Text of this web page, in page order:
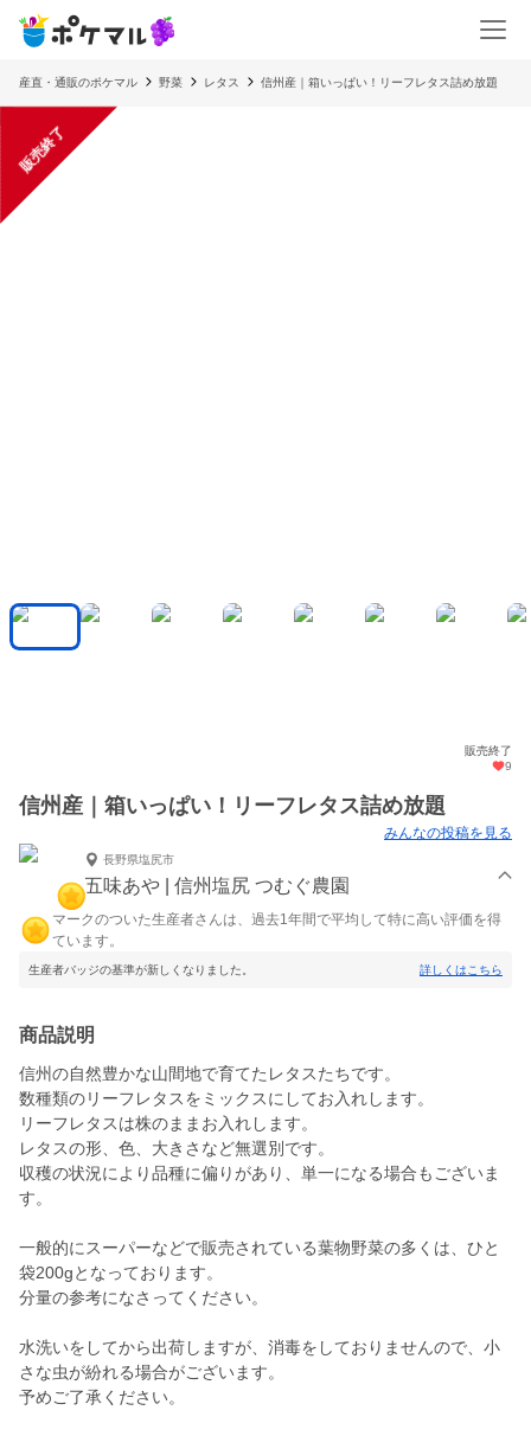
産直・通販のポケマル 野菜 レタス 信州産｜箱いっぱい！リーフレタス詰め放題
販売終了
販売終了
9
信州産｜箱いっぱい！リーフレタス詰め放題
みんなの投稿を見る
長野県塩尻市
五味あや | 信州塩尻 つむぐ農園
マークのついた生産者さんは、過去1年間で平均して特に高い評価を得
ています。
生産者バッジの基準が新しくなりました。 詳しくはこちら
商品説明
信州の自然豊かな山間地で育てたレタスたちです。
数種類のリーフレタスをミックスにしてお入れします。
リーフレタスは株のままお入れします。
レタスの形、色、大きさなど無選別です。
収穫の状況により品種に偏りがあり、単一になる場合もございま
す。
一般的にスーパーなどで販売されている葉物野菜の多くは、ひと
袋200gとなっております。
分量の参考になさってください。
水洗いをしてから出荷しますが、消毒をしておりませんので、小
さな虫が紛れる場合がございます。
予めご了承ください。